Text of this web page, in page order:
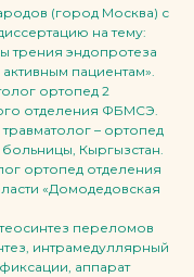
(город Москва) с
на тему:
трения эндопротеза
пациентам».
ортопед 2
отделения ФБМСЭ.
– ортопед
Кыргызстан.
ортопед отделения
«Домодедовская
переломов
интрамедуллярный
аппарат